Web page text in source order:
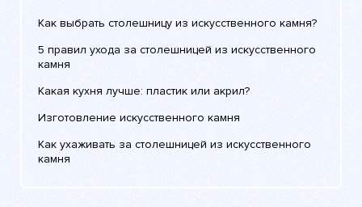
Как выбрать столешницу из искусственного камня?
5 правил ухода за столешницей из искусственного
камня
Какая кухня лучше: пластик или акрил?
Изготовление искусственного камня
Как ухаживать за столешницей из искусственного
камня